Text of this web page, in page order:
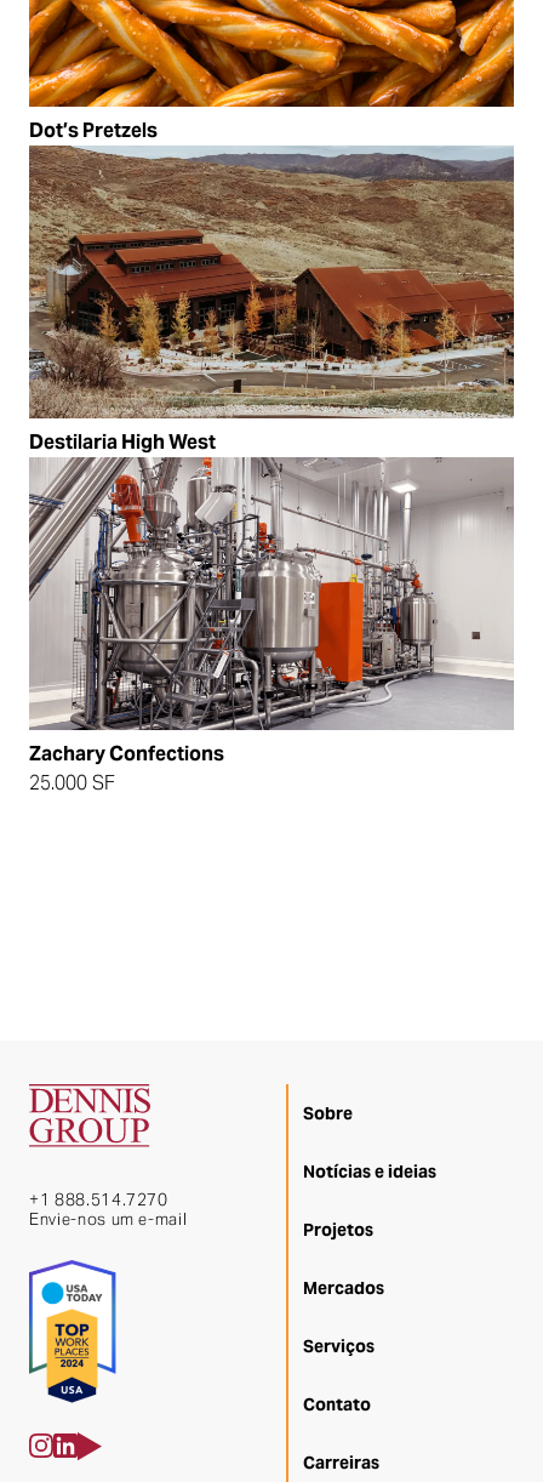
Dot’s Pretzels
Destilaria High West
Zachary Confections
25.000 SF
+1 888.514.7270
Envie-nos um e-mail
Sobre
Notícias e ideias
Projetos
Mercados
Serviços
Contato
Carreiras